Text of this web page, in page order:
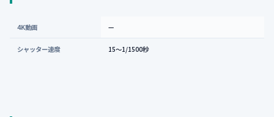
4K動画 —
シャッター速度 15～1/1500秒